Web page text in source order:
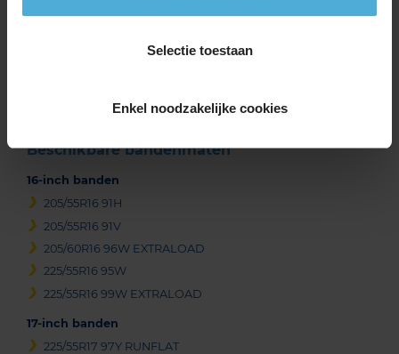
Selectie toestaan
Enkel noodzakelijke cookies
Item
Beschikbare bandenmaten
16-inch banden
205/55R16 91H
205/55R16 91V
205/60R16 96W EXTRALOAD
225/55R16 95W
225/55R16 99W EXTRALOAD
17-inch banden
225/55R17 97Y RUNFLAT